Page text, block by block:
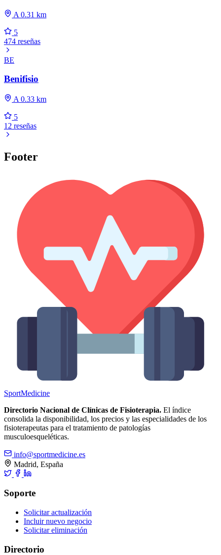
A 0.31 km
5
474 reseñas
BE
Benifisio
A 0.33 km
5
12 reseñas
Footer
SportMedicine
Directorio Nacional de Clínicas de Fisioterapia. El índice
consolida la disponibilidad, los precios y las especialidades de los
fisioterapeutas para el tratamiento de patologías
musculoesqueléticas.
info@sportmedicine.es
Madrid, España
Soporte
Solicitar actualización
Incluir nuevo negocio
Solicitar eliminación
Directorio